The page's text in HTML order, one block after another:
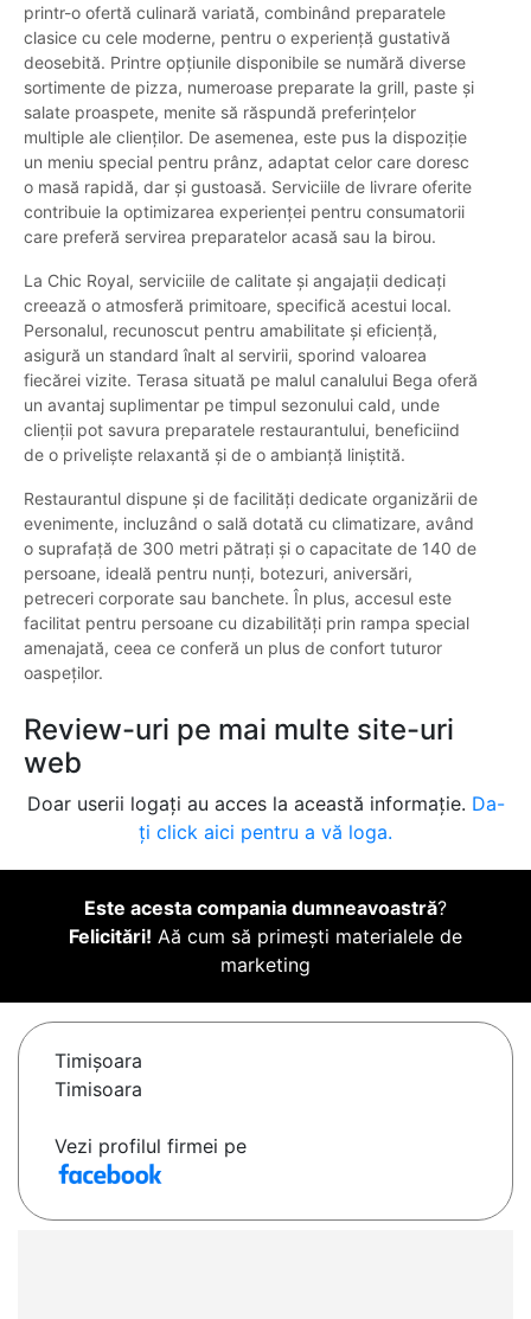
printr-o ofertă culinară variată, combinând preparatele
clasice cu cele moderne, pentru o experiență gustativă
deosebită. Printre opțiunile disponibile se numără diverse
sortimente de pizza, numeroase preparate la grill, paste și
salate proaspete, menite să răspundă preferințelor
multiple ale clienților. De asemenea, este pus la dispoziție
un meniu special pentru prânz, adaptat celor care doresc
o masă rapidă, dar și gustoasă. Serviciile de livrare oferite
contribuie la optimizarea experienței pentru consumatorii
care preferă servirea preparatelor acasă sau la birou.
La Chic Royal, serviciile de calitate și angajații dedicați
creează o atmosferă primitoare, specifică acestui local.
Personalul, recunoscut pentru amabilitate și eficiență,
asigură un standard înalt al servirii, sporind valoarea
fiecărei vizite. Terasa situată pe malul canalului Bega oferă
un avantaj suplimentar pe timpul sezonului cald, unde
clienții pot savura preparatele restaurantului, beneficiind
de o priveliște relaxantă și de o ambianță liniștită.
Restaurantul dispune și de facilități dedicate organizării de
evenimente, incluzând o sală dotată cu climatizare, având
o suprafață de 300 metri pătrați și o capacitate de 140 de
persoane, ideală pentru nunți, botezuri, aniversări,
petreceri corporate sau banchete. În plus, accesul este
facilitat pentru persoane cu dizabilități prin rampa special
amenajată, ceea ce conferă un plus de confort tuturor
oaspeților.
Review-uri pe mai multe site-uri
web
Doar userii logați au acces la această informație. Da-
ți click aici pentru a vă loga.
Este acesta compania dumneavoastră?
Felicitări! Aă cum să primești materialele de
marketing
Timişoara
Timisoara
Vezi profilul firmei pe